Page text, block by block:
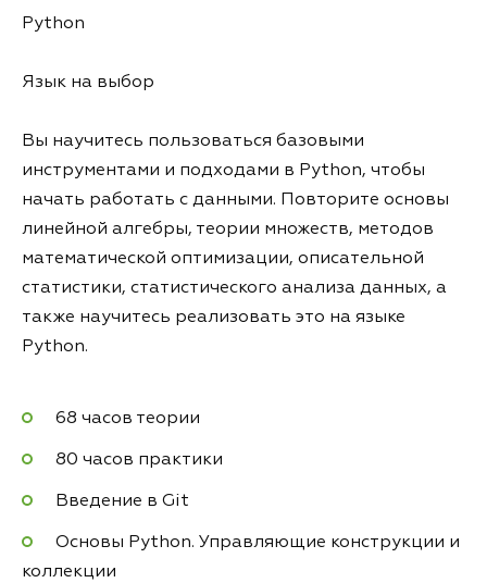
Python
Язык на выбор
Вы научитесь пользоваться базовыми
инструментами и подходами в Python, чтобы
начать работать с данными. Повторите основы
линейной алгебры, теории множеств, методов
математической оптимизации, описательной
статистики, статистического анализа данных, а
также научитесь реализовать это на языке
Python.
68 часов теории
80 часов практики
Введение в Git
Основы Python. Управляющие конструкции и
коллекции